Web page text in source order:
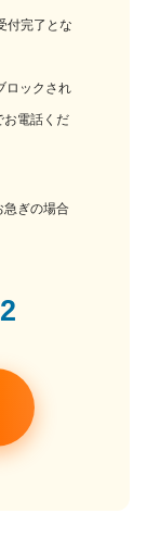
付完了とな
ロックされ
お電話くだ
急ぎの場合